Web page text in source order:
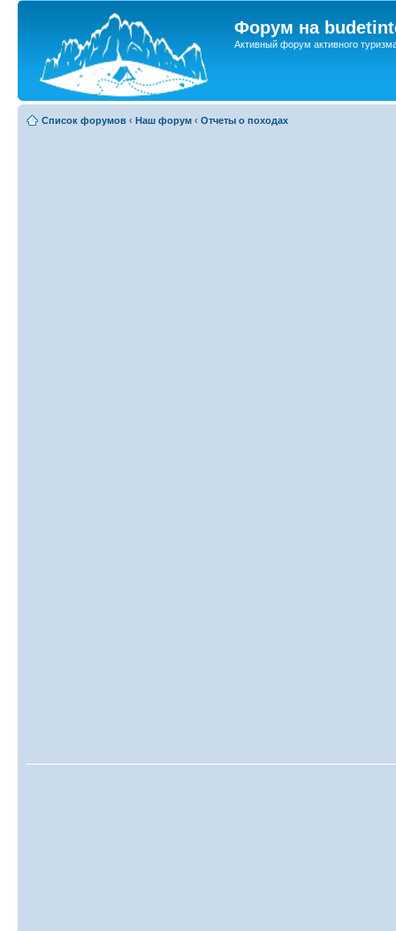
Форум на
Активный форум активного
Список форумов ‹ Наш форум ‹ Отчеты о походах